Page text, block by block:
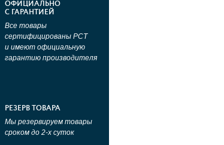
ОФИЦИАЛЬНО
С ГАРАНТИЕЙ
Все товары
сертифицированы РСТ
и имеют официальную
гарантию производителя
РЕЗЕРВ ТОВАРА
Мы резервируем товары
сроком до 2-х суток